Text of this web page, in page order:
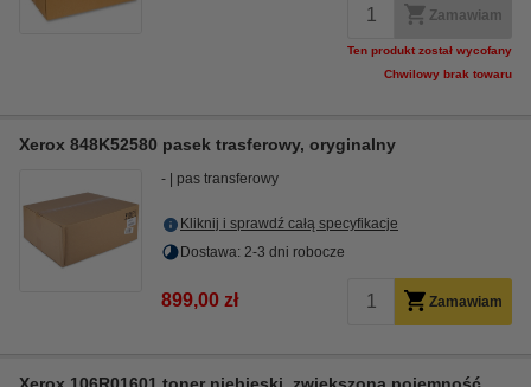
Zamawiam
Ten produkt został wycofany
Chwilowy brak towaru
Xerox 848K52580 pasek trasferowy, oryginalny
- pas transferowy
Kliknij i sprawdź całą specyfikacje
Dostawa: 2-3 dni robocze
899,00 zł Zamawiam